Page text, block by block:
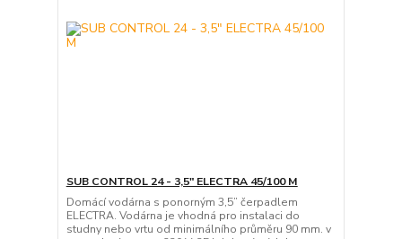
SUB CONTROL 24 - 3,5" ELECTRA 45/100 M
Domácí vodárna s ponorným 3,5” čerpadlem
ELECTRA. Vodárna je vhodná pro instalaci do
studny nebo vrtu od minimálního průměru 90 mm. v